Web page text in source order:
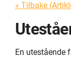
« Tilbake
En utestående